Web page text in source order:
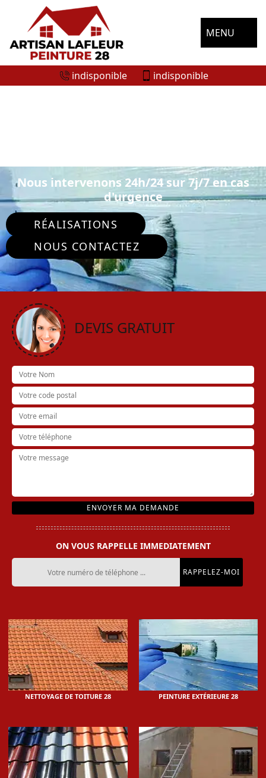
MENU
indisponible indisponible
Nous intervenons 24h/24 sur 7j/7 en cas
d'urgence
RÉALISATIONS
NOUS CONTACTEZ
DEVIS GRATUIT
ON VOUS RAPPELLE IMMEDIATEMENT
NETTOYAGE DE TOITURE 28 PEINTURE EXTÉRIEURE 28